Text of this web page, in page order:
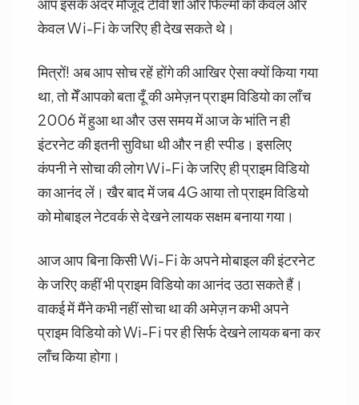
आप इसके अंदर मौजूद टीवी शो और फिल्मों को केवल और
केवल Wi-Fi के जरिए ही देख सकते थे।
मित्रों! अब आप सोच रहें होंगे की आखिर ऐसा क्यों किया गया
था, तो मेँ आपको बता दूँ की अमेज़न प्राइम विडियो का लॉंच
2006 में हुआ था और उस समय में आज के भांति न ही
इंटरनेट की इतनी सुविधा थी और न ही स्पीड। इसलिए
कंपनी ने सोचा की लोग Wi-Fi के जरिए ही प्राइम विडियो
का आनंद लें। खैर बाद में जब 4G आया तो प्राइम विडियो
को मोबाइल नेटवर्क से देखने लायक सक्षम बनाया गया।
आज आप बिना किसी Wi-Fi के अपने मोबाइल की इंटरनेट
के जरिए कहीं भी प्राइम विडियो का आनंद उठा सकते हैं।
वाकई में मैंने कभी नहीं सोचा था की अमेज़न कभी अपने
प्राइम विडियो को Wi-Fi पर ही सिर्फ देखने लायक बना कर
लॉंच किया होगा।